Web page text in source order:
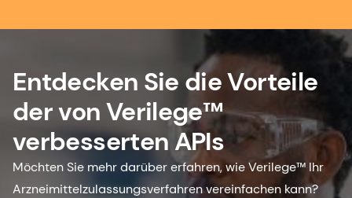
Entdecken Sie die Vorteile
der von Verilege™
verbesserten APIs
Möchten Sie mehr darüber erfahren, wie Verilege™ Ihr
Arzneimittelzulassungsverfahren vereinfachen kann?